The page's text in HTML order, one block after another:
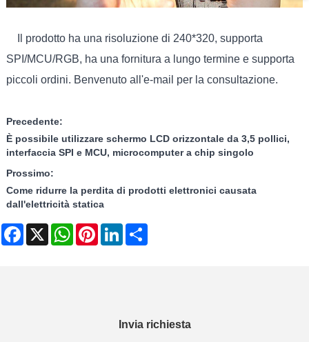
Il prodotto ha una risoluzione di 240*320, supporta
SPI/MCU/RGB, ha una fornitura a lungo termine e supporta
piccoli ordini. Benvenuto all'e-mail per la consultazione.
Precedente:
È possibile utilizzare schermo LCD orizzontale da 3,5 pollici,
interfaccia SPI e MCU, microcomputer a chip singolo
Prossimo:
Come ridurre la perdita di prodotti elettronici causata
dall'elettricità statica
Facebook
X WhatsAppPinterestLinkedIn
Invia richiesta